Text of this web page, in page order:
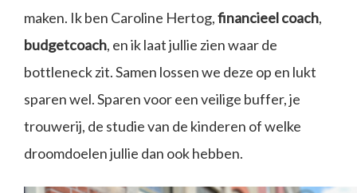
maken. Ik ben Caroline Hertog,financieel coach,
budgetcoach, en ik laat jullie zien waar de
bottleneck zit. Samen lossen we deze op en lukt
sparen wel. Sparen voor een veilige buffer, je
trouwerij, de studie van de kinderen of welke
droomdoelen jullie dan ook hebben.